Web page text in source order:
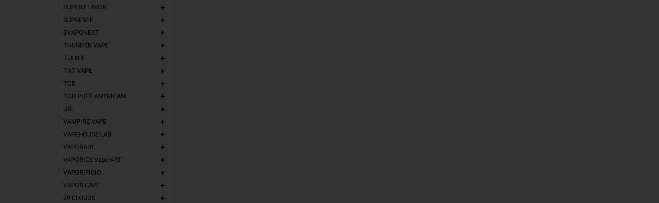
SUPER FLAVOR add
SUPREM-E add
SVAPONEXT add
THUNDER VAPE add
T-JUICE add
TNT VAPE add
TOB add
TOO PUFT AMERICANI add
UBI add
VAMPIRE VAPE add
VAPEHOUSE LAB add
VAPORART add
VAPORICE VaporART add
VAPORIFICIO add
VAPOR CAVE add
99 CLOUDS add